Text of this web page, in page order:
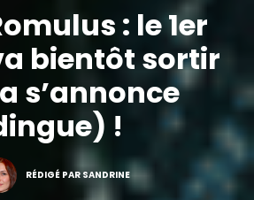
: le 1er
bientôt sortir
s’annonce
!
RÉDIGÉ PAR SANDRINE